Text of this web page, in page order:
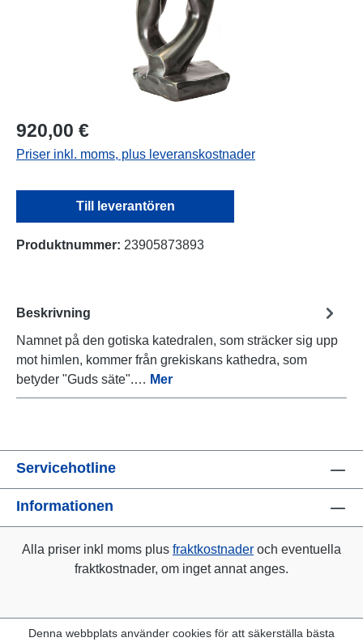
920,00 €
Priser inkl. moms, plus leveranskostnader
Till leverantören
Produktnummer: 23905873893
Beskrivning
Namnet på den gotiska katedralen, som sträcker sig upp
mot himlen, kommer från grekiskans kathedra, som
betyder "Guds säte".… Mer
Servicehotline
Informationen
Alla priser inkl moms plus fraktkostnader och eventuella
fraktkostnader, om inget annat anges.
Denna webbplats använder cookies för att säkerställa bästa